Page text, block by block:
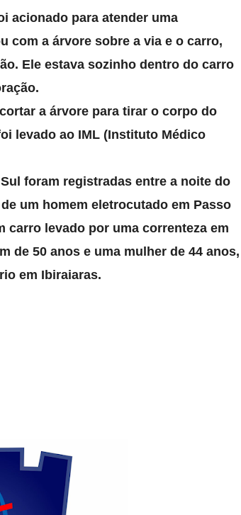
acionado para atender uma
com a árvore sobre a via e o carro,
Ele estava sozinho dentro do carro
a árvore para tirar o corpo do
levado ao IML (Instituto Médico
foram registradas entre a noite do
um homem eletrocutado em Passo
carro levado por uma correnteza em
de 50 anos e uma mulher de 44 anos,
em Ibiraiaras.